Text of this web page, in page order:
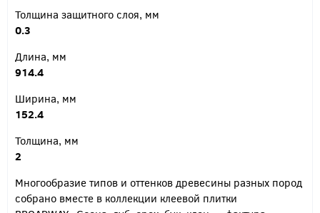
Толщина защитного слоя, мм
0.3
Длина, мм
914.4
Ширина, мм
152.4
Толщина, мм
2
Многообразие типов и оттенков древесины разных пород
собрано вместе в коллекции клеевой плитки